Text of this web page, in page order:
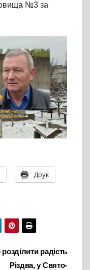
№3 за
Друк
радість
Різдва, у Свято-